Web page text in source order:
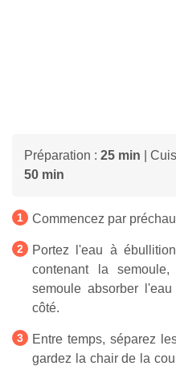
Préparation : 25 min |
50 min
Commencez par
Portez l'eau à
contenant la
semoule absorber
côté.
Entre temps, séparez
gardez la chair de la